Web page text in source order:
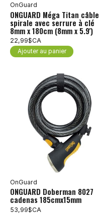
OnGuard
ONGUARD Méga Titan câble
spirale avec serrure à clé
8mm x 180cm (8mm x 5.9')
22,99$CA
Ajouter au panier
OnGuard
ONGUARD Doberman 8027
cadenas 185cmx15mm
53,99$CA